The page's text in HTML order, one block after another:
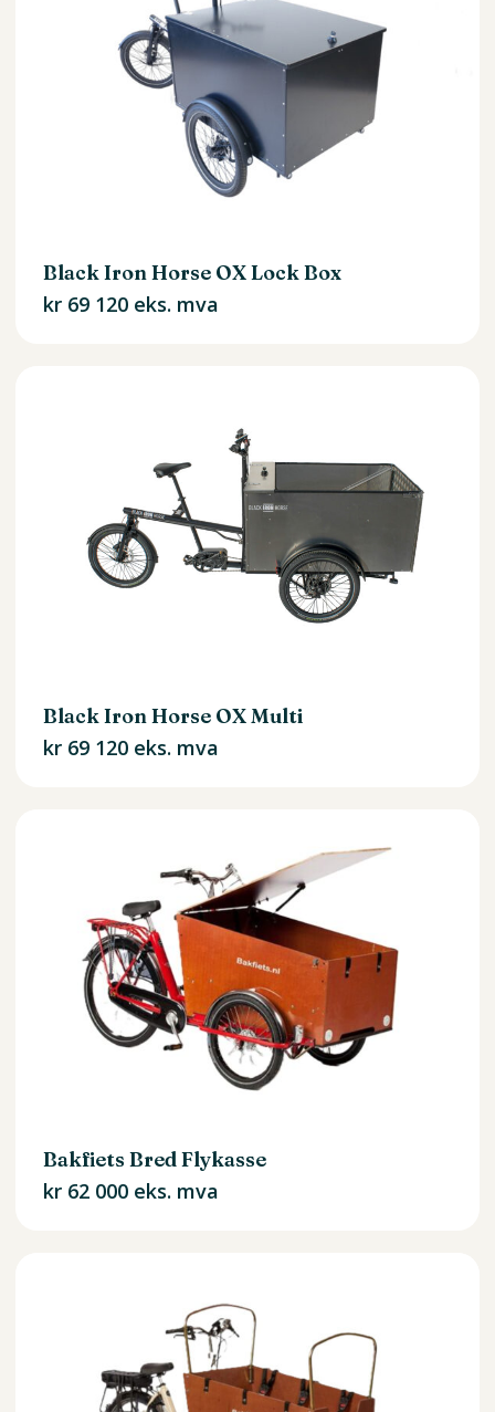
Du har ingen produkter i
Go To Shop
Black Iron Horse OX Lock Box
kr69 120 eks. mva
Black Iron Horse OX Multi
kr69 120 eks. mva
Bakfiets Bred Flykasse
kr62 000 eks. mva